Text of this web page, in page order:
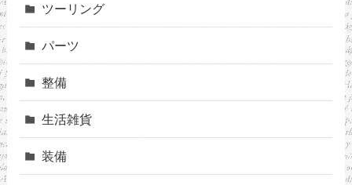
ツーリング
パーツ
整備
生活雑貨
装備